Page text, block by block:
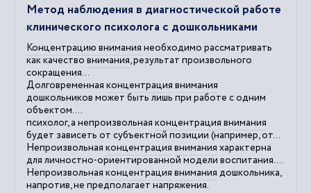
Метод наблюдения в диагностической работе
клинического психолога с дошкольниками
Концентрацию внимания необходимо рассматривать
как качествовнимания, результат произвольного
сокращения...
Долговременная концентрация внимания
дошкольников может быть лишь при работе с одним
объектом....
психолог, а непроизвольная концентрация внимания
будет зависеть от субъектной позиции (например, от...
Непроизвольная концентрация внимания характерна
для личностно-ориентированной модели воспитания....
Непроизвольная концентрация внимания дошкольника,
напротив, не предполагает напряжения.